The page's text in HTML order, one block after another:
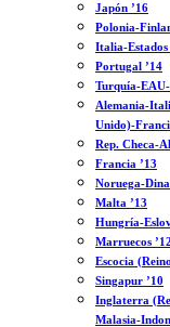
Japón ’16
Polonia-
Italia-Estados
Portugal ’14
Turquía-
Alemania-
Unido)-
Rep. Checa-
Francia ’13
Noruega-
Malta ’13
Hungría-
Marruecos ’12
Escocia
Singapur ’10
Inglaterra
Malasia-